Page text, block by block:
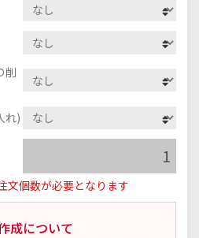
削
れ)
文個数が必要となります
成について